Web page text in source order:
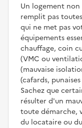
Un logement
remplit pas
qui ne met pas
équipements
chauffage, coin
(VMC ou
(mauvaise
(cafards,
Sachez que
résulter d'un
toute démarche,
du locataire ou